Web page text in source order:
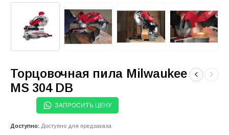
Торцовочная пила Milwaukee
MS 304 DB
ЗАПРОСИТЬ ЦЕНУ
Доступно: Доступно для предзаказа